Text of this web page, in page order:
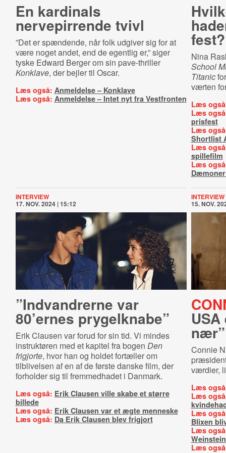
En kardinals
nervepirrende tvivl
”Det er spændende, når folk udgiver sig for at
være noget andet, end de egentlig er,” siger
tyske Edward Berger om sin pave-thriller
Konklave, der bejler til Oscar.
Læs også: Anmeldelse – Konklave
Læs også: Anmeldelse – Intet nyt fra Vestfronten
fest?
Nina
School
Titanic
værten
Læs
Læs
prisfest
Læs
Shortlist
Læs
spillefilm
Læs
INTERVIEW
17. NOV. 2024 | 15:12
”Indvandrerne var
80’ernes prygelknabe”
Erik Clausen var forud for sin tid. Vi mindes
instruktøren med et kapitel fra bogen Den
frigjorte, hvor han og holdet fortæller om
tilblivelsen af en af de første danske film, der
forholder sig til fremmedhadet i Danmark.
Læs også: Erik Clausen ville skabe et større
billede
Læs også: Erik Clausen var et ægte menneske
Læs også: Da Erik Clausen blev frigjort
INTERVIEW
15. NOV.
nær”
Connie
værdier,
Læs
Læs
Læs
Blixen
Læs
Weinstein
Læs